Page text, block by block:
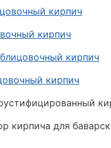
кирпич
кирпич
кирпич
кирпич
кирпича для